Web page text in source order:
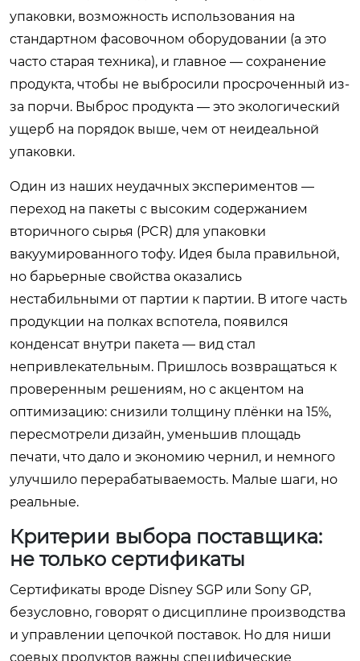
упаковки, возможность использования на
стандартном фасовочном оборудовании (а это
часто старая техника), и главное — сохранение
продукта, чтобы не выбросили просроченный из-
за порчи. Выброс продукта — это экологический
ущерб на порядок выше, чем от неидеальной
упаковки.
Один из наших неудачных экспериментов —
переход на пакеты с высоким содержанием
вторичного сырья (PCR) для упаковки
вакуумированного тофу. Идея была правильной,
но барьерные свойства оказались
нестабильными от партии к партии. В итоге часть
продукции на полках вспотела, появился
конденсат внутри пакета — вид стал
непривлекательным. Пришлось возвращаться к
проверенным решениям, но с акцентом на
оптимизацию: снизили толщину плёнки на 15%,
пересмотрели дизайн, уменьшив площадь
печати, что дало и экономию чернил, и немного
улучшило перерабатываемость. Малые шаги, но
реальные.
Критерии выбора поставщика:
не только сертификаты
Сертификаты вроде Disney SGP или Sony GP,
безусловно, говорят о дисциплине производства
и управлении цепочкой поставок. Но для ниши
соевых продуктов важны специфические